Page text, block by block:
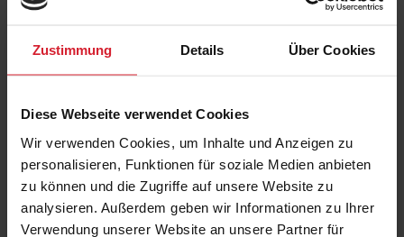
Zustimmung Details Über Cookies
Diese Webseite verwendet Cookies
Wir verwenden Cookies, um Inhalte und Anzeigen zu
personalisieren, Funktionen für soziale Medien anbieten
zu können und die Zugriffe auf unsere Website zu
analysieren. Außerdem geben wir Informationen zu Ihrer
Verwendung unserer Website an unsere Partner für
Garantierter Termin
Frankfurt am Main
Maxpert Schulungscenter / hybrid
€ 2.270,00